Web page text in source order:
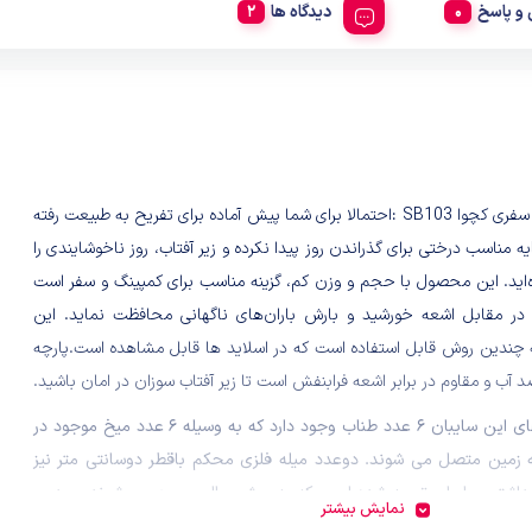
پاسخ دیدگاه ها
سایه بان سفری کچوا SB103 :احتمالا برای شما پیش آماده برای تفریح به طبیعت رفته
مناسب درختی برای گذراندن روز پیدا نکرده‌ و زیر آفتاب، روز ناخوشایندی را
این محصول با حجم و وزن کم، گزینه مناسب برای کمپینگ و سفر است
در مقابل اشعه خورشید و بارش باران‌های ناگهانی محافظت نماید. این
به چندین روش قابل استفاده است که در اسلاید ها قابل مشاهده است.‌پارچه
آب و مقاوم در برابر اشعه فرابنفش است تا زیر آفتاب سوزان در امان باشید.
درگوشه های این سایبان ۶ عدد طناب وجود دارد که به وسیله ۶ عدد میخ موجود در
زمین متصل می شوند. دوعدد میله فلزی محکم باقطر دوسانتی متر نیز
سایبان تعبیه شده است که به روش جالبی جمع می شوند و بدین
نمایش بیشتر